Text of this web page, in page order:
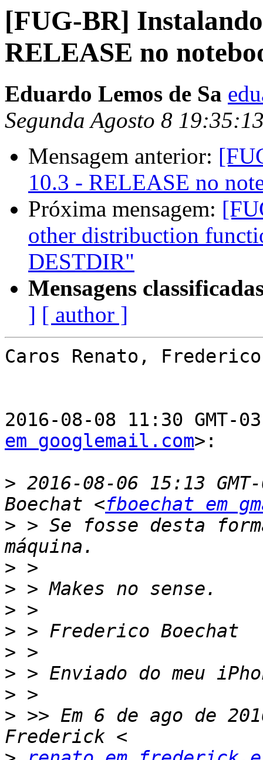
[FUG-BR]
RELEASE no
Eduardo Lemos de Sa
Segunda Agosto 8
Mensagem anterior:
10.3 - RELEASE no
Próxima mensagem:
other distribuction
DESTDIR"
Mensagens
] [ author ]
Caros Renato,
2016-08-08 11:30 GMT-
em googlemail.com>:
> 2016-08-06 15:13
Boechat <fboechat em
> > Se fosse desta
>
>
>
>
>
>
>
> >> Em 6 de ago de